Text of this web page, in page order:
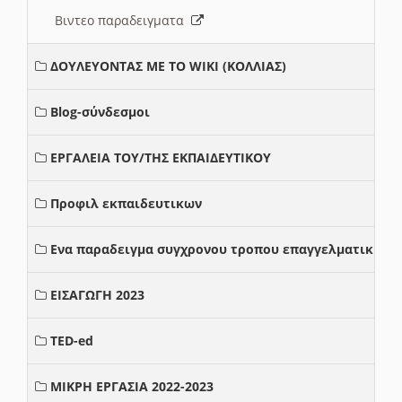
Βιντεο παραδειγματα
ΔΟΥΛΕΥΟΝΤΑΣ ΜΕ ΤΟ WIKI (ΚΟΛΛΙΑΣ)
Blog-σύνδεσμοι
ΕΡΓΑΛΕΙΑ ΤΟΥ/ΤΗΣ ΕΚΠΑΙΔΕΥΤΙΚΟΥ
Προφιλ εκπαιδευτικων
Ενα παραδειγμα συγχρονου τροπου επαγγελματικης
ΕΙΣΑΓΩΓΗ 2023
TED-ed
ΜΙΚΡΗ ΕΡΓΑΣΙΑ 2022-2023